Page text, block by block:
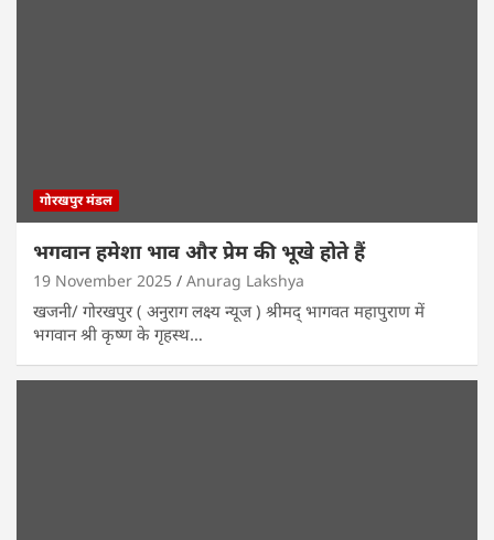
गोरखपुर मंडल
भगवान हमेशा भाव और प्रेम की भूखे होते हैं
19 November 2025 Anurag Lakshya
खजनी/ गोरखपुर ( अनुराग लक्ष्य न्यूज ) श्रीमद् भागवत महापुराण में
भगवान श्री कृष्ण के गृहस्थ…